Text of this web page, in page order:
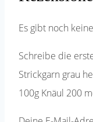
Es gibt noch
Schreibe die
Strickgarn grau
100g Knäul 200